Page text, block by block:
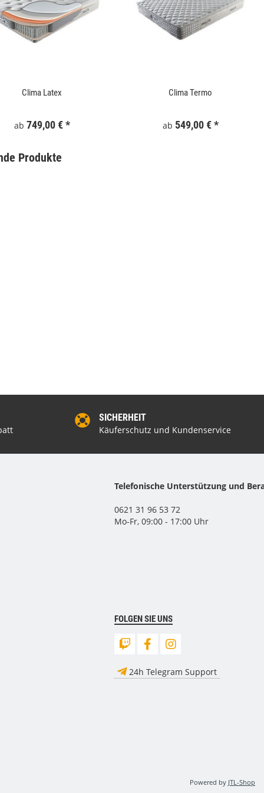
Clima Latex
ab 749,00 € *
Clima Termo
ab 549,00 € *
Produkte
SICHERHEIT
Käuferschutz und Kundenservice
Telefonische Unterstützung und
0621 31 96 53 72
Mo-Fr, 09:00 - 17:00 Uhr
FOLGEN SIE UNS
24h Telegram Support
Powered by JTL-Shop